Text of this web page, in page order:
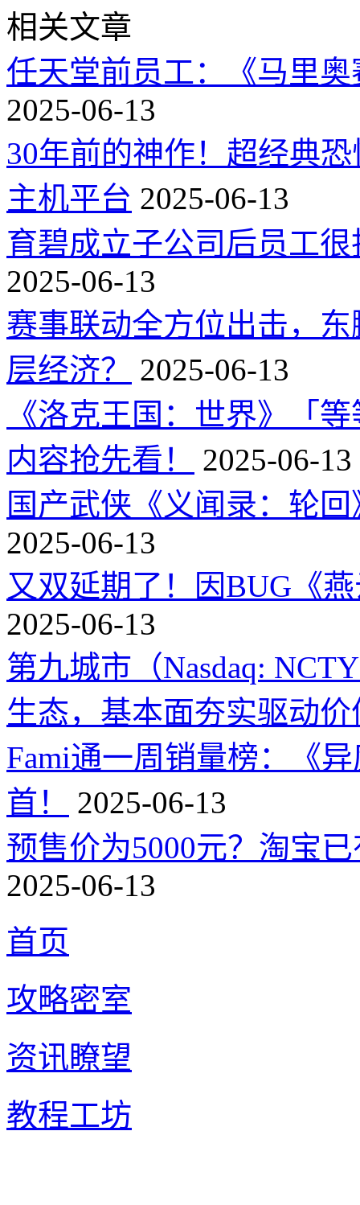
相关文章
任天堂前员工：《马里
2025-06-13
30年前的神作！超经典
主机平台 2025-06-13
育碧成立子公司后员工
2025-06-13
赛事联动全方位出击，
层经济？
2025-06-13
《洛克王国：世界》「
内容抢先看！
2025-06-13
国产武侠《义闻录：轮
2025-06-13
又双延期了！因BUG《
2025-06-13
第九城市（Nasdaq:
生态，基本面夯实驱动价
Fami通一周销量榜：《
首！
2025-06-13
预售价为5000元？淘宝
2025-06-13
首页
攻略密室
资讯瞭望
教程工坊